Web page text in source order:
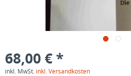
68,00 € *
inkl. MwSt. inkl. Versandkosten